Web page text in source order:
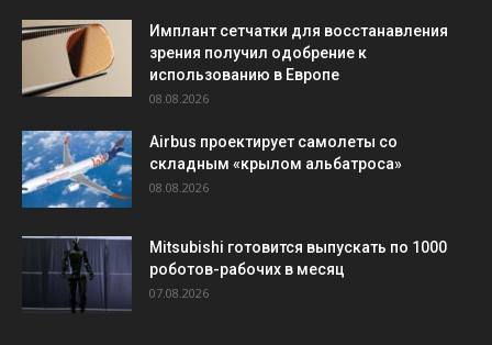
Имплант сетчатки для восстанавления
зрения получил одобрение к
использованию в Европе
08.08.2026
Airbus проектирует самолеты со
складным «крылом альбатроса»
08.08.2026
Mitsubishi готовится выпускать по 1000
роботов-рабочих в месяц
07.08.2026